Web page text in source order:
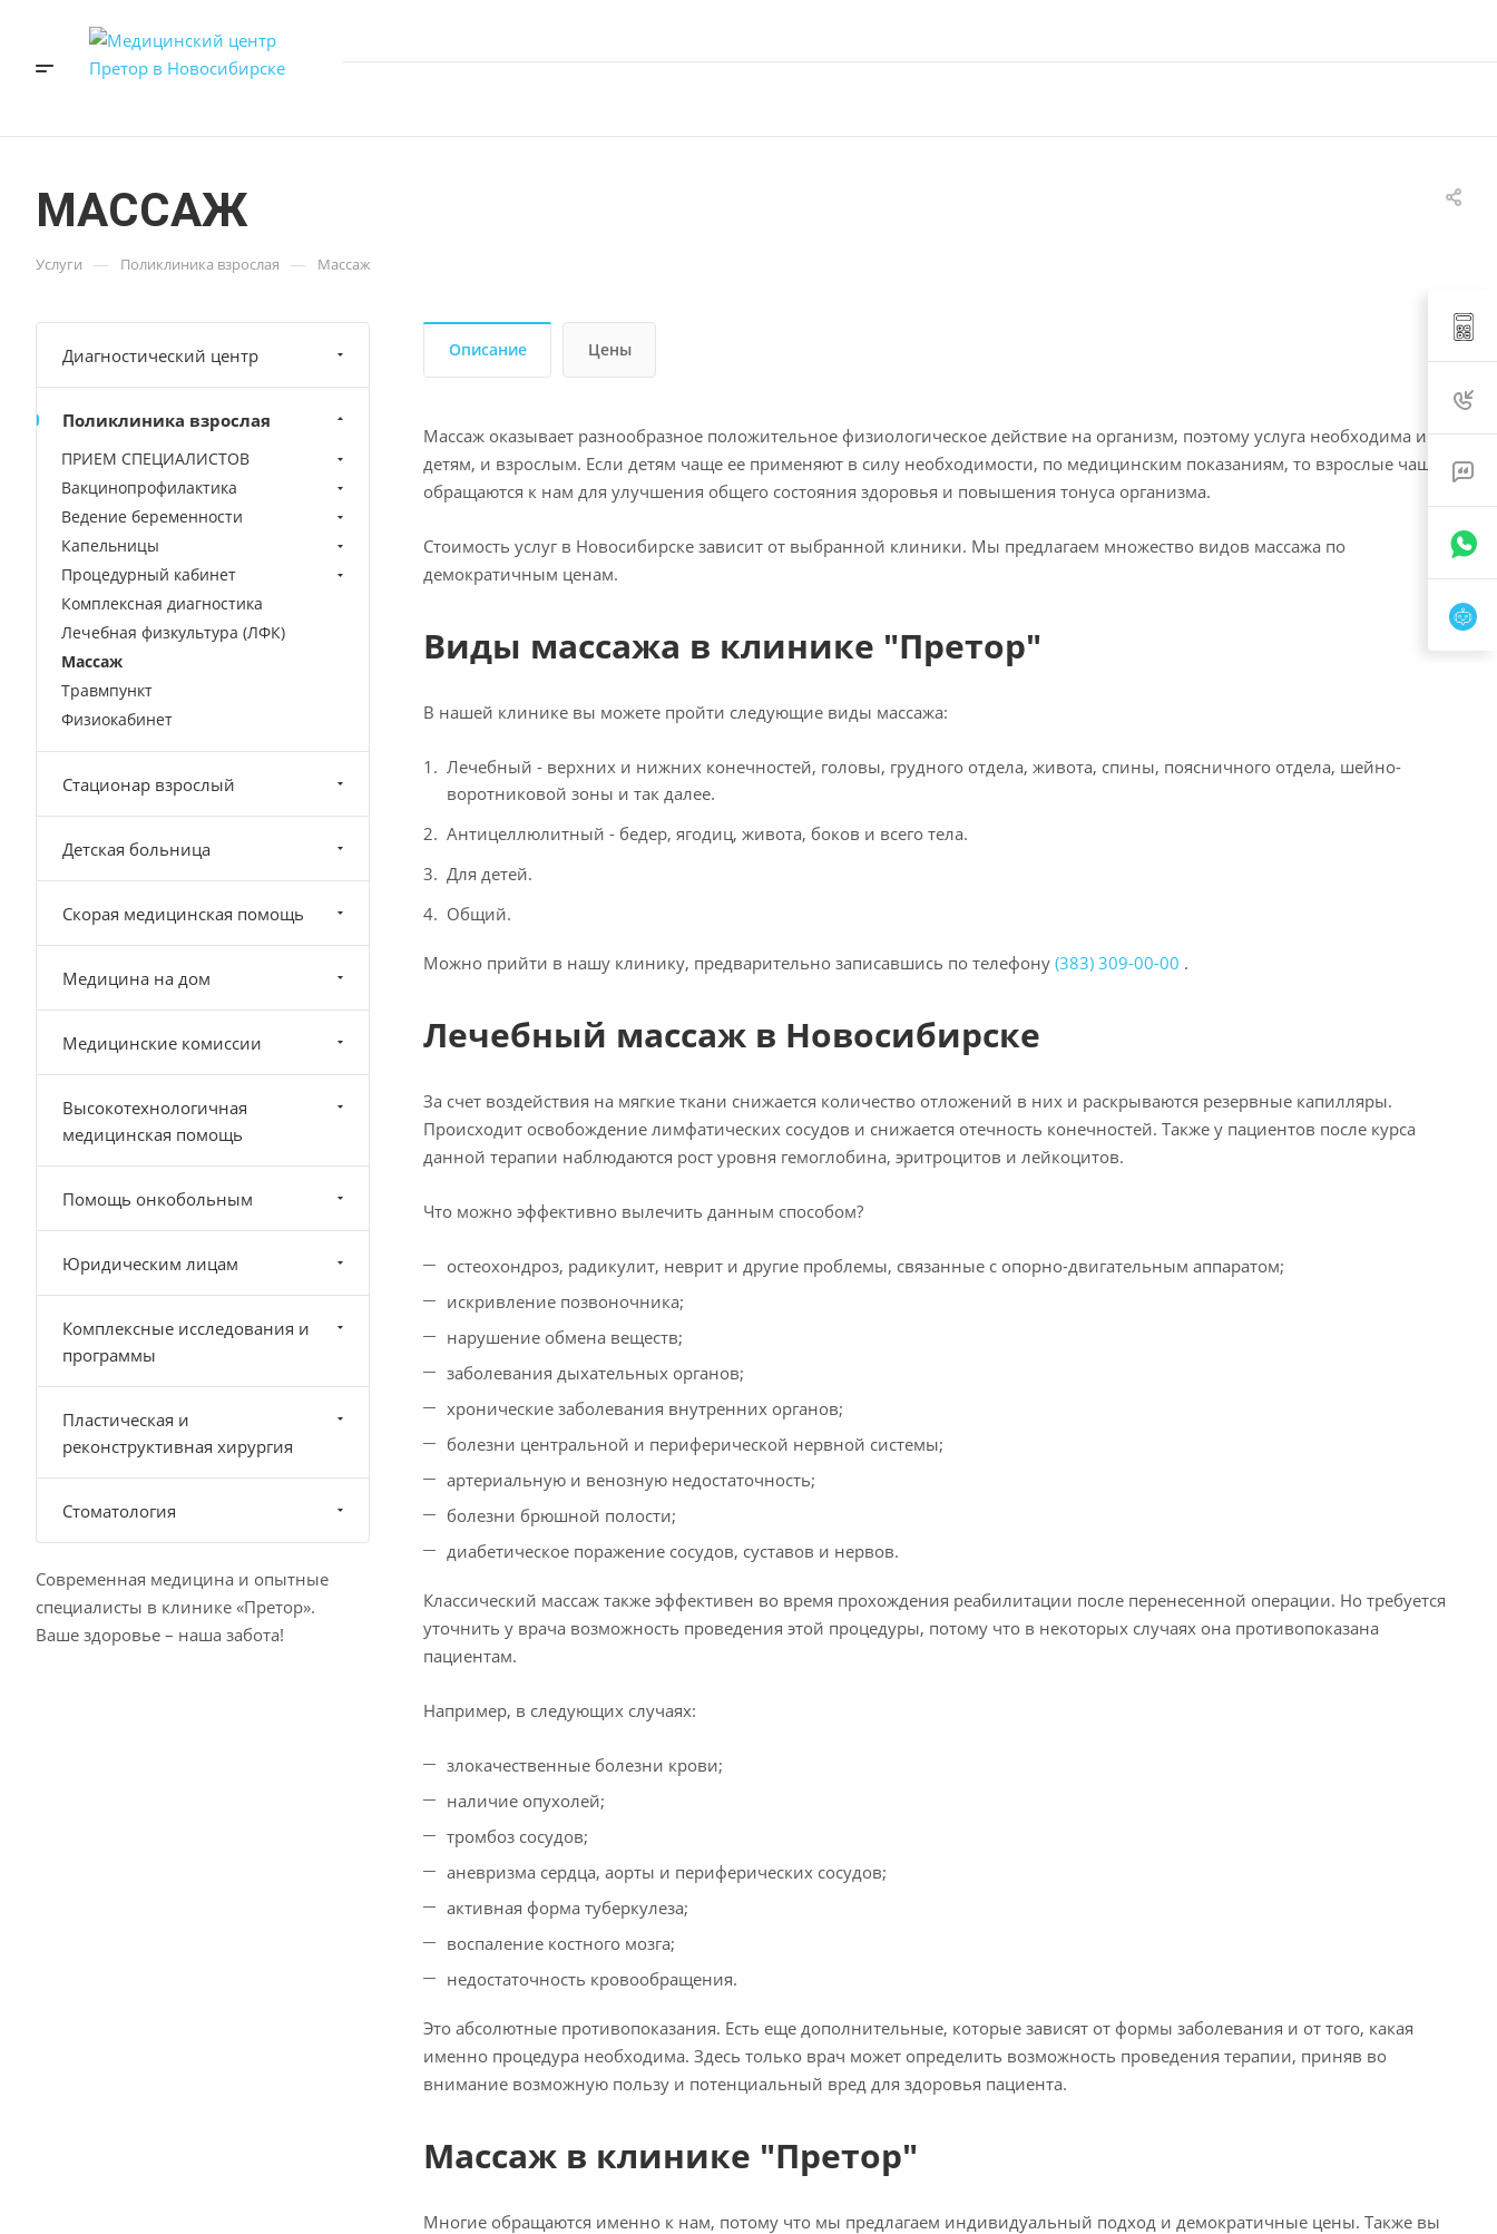
МАССАЖ
Услуги — Поликлиника взрослая — Массаж
Описание Цены
Массаж оказывает разнообразное положительное физиологическое действие на организм, поэтому услуга необходима и
детям, и взрослым. Если детям чаще ее применяют в силу необходимости, по медицинским показаниям, то взрослые чаще
обращаются к нам для улучшения общего состояния здоровья и повышения тонуса организма.
Стоимость услуг в Новосибирске зависит от выбранной клиники. Мы предлагаем множество видов массажа по
демократичным ценам.
Виды массажа в клинике "Претор"
В нашей клинике вы можете пройти следующие виды массажа:
Лечебный - верхних и нижних конечностей, головы, грудного отдела, живота, спины, поясничного отдела, шейно-
воротниковой зоны и так далее.
Антицеллюлитный - бедер, ягодиц, живота, боков и всего тела.
Для детей.
Общий.
Можно прийти в нашу клинику, предварительно записавшись по телефону (383) 309-00-00 .
Лечебный массаж в Новосибирске
За счет воздействия на мягкие ткани снижается количество отложений в них и раскрываются резервные капилляры.
Происходит освобождение лимфатических сосудов и снижается отечность конечностей. Также у пациентов после курса
данной терапии наблюдаются рост уровня гемоглобина, эритроцитов и лейкоцитов.
Что можно эффективно вылечить данным способом?
остеохондроз, радикулит, неврит и другие проблемы, связанные с опорно-двигательным аппаратом;
искривление позвоночника;
нарушение обмена веществ;
заболевания дыхательных органов;
хронические заболевания внутренних органов;
болезни центральной и периферической нервной системы;
артериальную и венозную недостаточность;
болезни брюшной полости;
диабетическое поражение сосудов, суставов и нервов.
Классический массаж также эффективен во время прохождения реабилитации после перенесенной операции. Но требуется
уточнить у врача возможность проведения этой процедуры, потому что в некоторых случаях она противопоказана
пациентам.
Например, в следующих случаях:
злокачественные болезни крови;
наличие опухолей;
тромбоз сосудов;
аневризма сердца, аорты и периферических сосудов;
активная форма туберкулеза;
воспаление костного мозга;
недостаточность кровообращения.
Это абсолютные противопоказания. Есть еще дополнительные, которые зависят от формы заболевания и от того, какая
именно процедура необходима. Здесь только врач может определить возможность проведения терапии, приняв во
внимание возможную пользу и потенциальный вред для здоровья пациента.
Массаж в клинике "Претор"
Многие обращаются именно к нам, потому что мы предлагаем индивидуальный подход и демократичные цены. Также вы
Диагностический центр
Поликлиника взрослая
ПРИЕМ СПЕЦИАЛИСТОВ
Вакцинопрофилактика
Ведение беременности
Капельницы
Процедурный кабинет
Комплексная диагностика
Лечебная физкультура (ЛФК)
Массаж
Травмпункт
Физиокабинет
Стационар взрослый
Детская больница
Скорая медицинская помощь
Медицина на дом
Медицинские комиссии
Высокотехнологичная
медицинская помощь
Помощь онкобольным
Юридическим лицам
Комплексные исследования и
программы
Пластическая и
реконструктивная хирургия
Стоматология
Современная медицина и опытные
специалисты в клинике «Претор».
Ваше здоровье – наша забота!